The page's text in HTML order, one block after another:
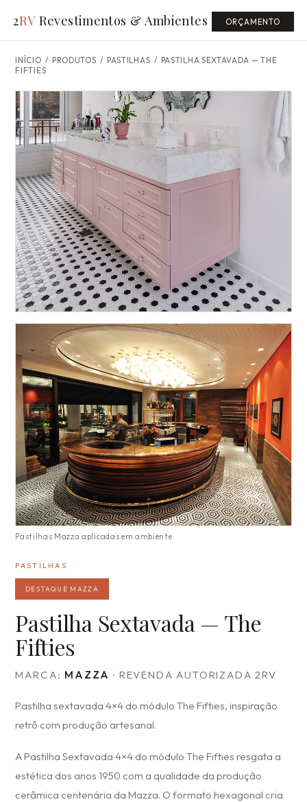
2RVRevestimentos & Ambientes ORÇAMENTO
INÍCIO / PRODUTOS / PASTILHAS / PASTILHA SEXTAVADA — THE
FIFTIES
Pastilhas Mazza aplicadas em ambiente
PASTILHAS
DESTAQUE MAZZA
Pastilha Sextavada — The
Fifties
MARCA: MAZZA · REVENDA AUTORIZADA 2RV
Pastilha sextavada 4×4 do módulo The Fifties, inspiração
retrô com produção artesanal.
A Pastilha Sextavada 4×4 do módulo The Fifties resgata a
estética dos anos 1950 com a qualidade da produção
cerâmica centenária da Mazza. O formato hexagonal cria